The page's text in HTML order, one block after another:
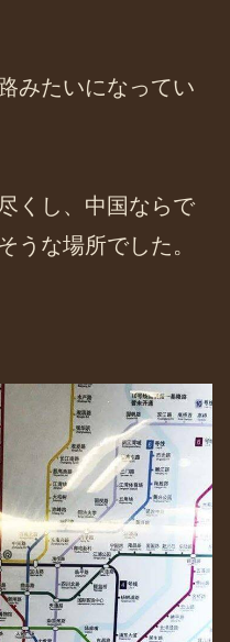
みたいになってい
くし、中国ならで
うな場所でした。